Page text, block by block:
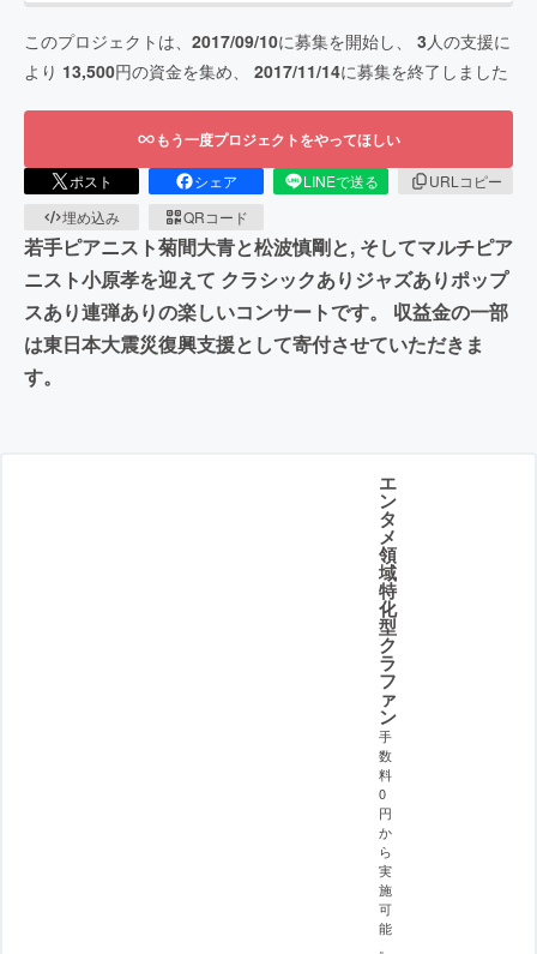
このプロジェクトは、 2017/09/10に募集を開始し、 3 人の支援に
より 13,500円の資金を集め、 2017/11/14に募集を終了しました
もう一度プロジェクトをやってほしい
ポスト シェア LINEで送る
URLコピー
埋め込み
QRコード
若手ピアニスト菊間大青と松波慎剛と, そしてマルチピア
ニスト小原孝を迎えて クラシックありジャズありポップ
スあり連弾ありの楽しいコンサートです。 収益金の一部
は東日本大震災復興支援として寄付させていただきま
す。
エ
ン
タ
メ
領
域
特
化
型
ク
ラ
フ
ァ
ン
手
数
料
0
円
か
ら
実
施
可
能